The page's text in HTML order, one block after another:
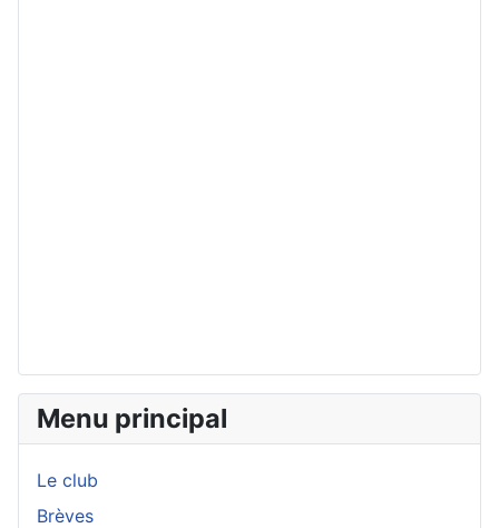
Menu principal
Le club
Brèves